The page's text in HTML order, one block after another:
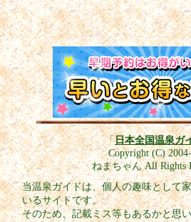
「日本全国温泉ガ
Copyright (C)
ねまちゃん All Rights
当温泉ガイドは、個人の趣味として
いるサイトです。
そのため、記載ミス等もあるかと思